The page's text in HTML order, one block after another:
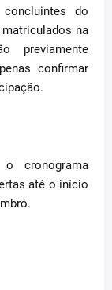
do
na
previamente
confirmar
cronograma
até o início